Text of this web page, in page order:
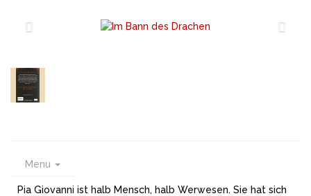
Menu
Pia Giovanni ist halb Mensch, halb Werwesen. Sie hat sich